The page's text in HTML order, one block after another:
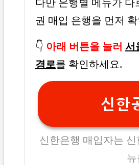
권 매입 은행을 먼저
👇 아래 버튼을 눌러 서
경로를 확인하세요.
신한
신한은행 매입자는